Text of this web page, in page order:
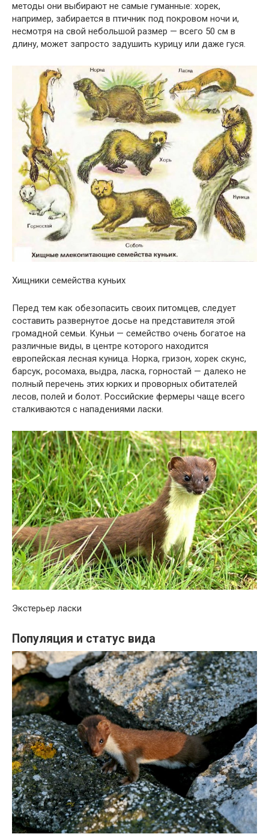
методы они выбирают не самые гуманные: хорек,
например, забирается в птичник под покровом ночи и,
несмотря на свой небольшой размер — всего 50 см в
длину, может запросто задушить курицу или даже гуся.
Хищники семейства куньих
Перед тем как обезопасить своих питомцев, следует
составить развернутое досье на представителя этой
громадной семьи. Куньи — семейство очень богатое на
различные виды, в центре которого находится
европейская лесная куница. Норка, гризон, хорек скунс,
барсук, росомаха, выдра, ласка, горностай — далеко не
полный перечень этих юрких и проворных обитателей
лесов, полей и болот. Российские фермеры чаще всего
сталкиваются с нападениями ласки.
Экстерьер ласки
Популяция и статус вида